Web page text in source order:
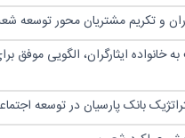
و تکریم مشتریان محور توسعه
ایثارگران، الگویی موفق
بانک پارسیان در توسعه